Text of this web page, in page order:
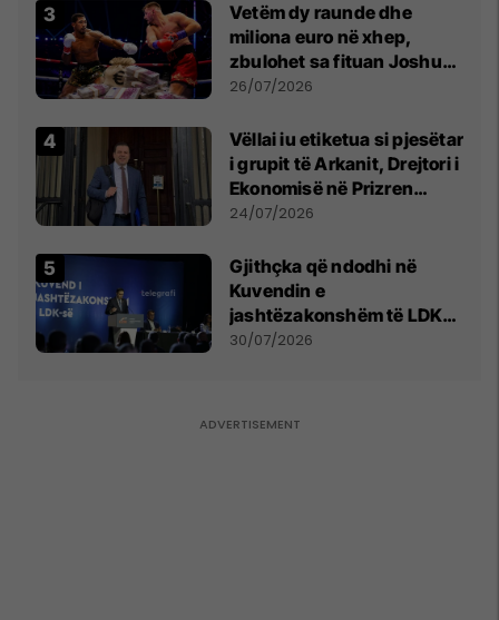
Vetëm dy raunde dhe
miliona euro në xhep,
zbulohet sa fituan Joshua
e Prenga
26/07/2026
Vëllai iu etiketua si pjesëtar
i grupit të Arkanit, Drejtori i
Ekonomisë në Prizren
mohon pretendimet
24/07/2026
Gjithçka që ndodhi në
Kuvendin e
jashtëzakonshëm të LDK-
së
30/07/2026